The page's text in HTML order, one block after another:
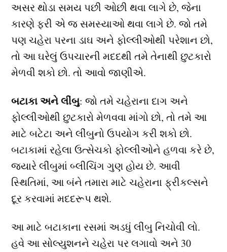
અસર થોડા સમય પછી ઓછી થવા લાગે છે, જેના
કારણે ફરી એ જ સમસ્યાઓ થવા લાગે છે. જો તમે
પણ ચહેરા પરના ડાઘ અને ફોલ્લીઓથી પરેશાન છો,
તો આ ઘરેલું ઉપચારની મદદથી તમે તેનાથી છુટકારો
મેળવી શકો છો. તો આવો જાણીએ.
બટાકા અને લીંબુ: જો તમે ચહેરાના દાગ અને
ફોલ્લીઓથી છુટકારો મેળવવા માંગો છો, તો તમે આ
માટે બટેટા અને લીંબુનો ઉપયોગ કરી શકો છો.
બટાકામાં રહેલા ઉત્સેચકો ફોલ્લીઓને હળવા કરે છે,
જ્યારે લીંબુમાં બ્લીચિંગ ગુણ હોય છે. આવી
સ્થિતિમાં, આ બંને તમારા માટે ચહેરાના ફ્રીકલ્સને
દૂર કરવામાં મદદરૂપ થશે.
આ માટે બટાકાના રસમાં અડધું લીંબુ નિચોવી લો.
હવે આ સોલ્યુશનને ચહેરા પર લગાવો અને 30